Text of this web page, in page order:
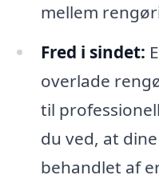
mellem
Fred i sindet:
overlade
til
du ved, at
behandlet af